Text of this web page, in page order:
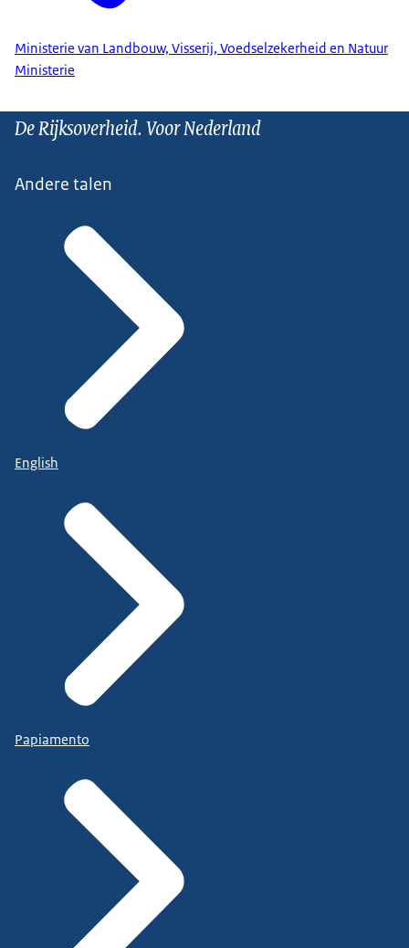
Ministerie van Landbouw, Visserij, Voedselzekerheid en Natuur
Ministerie
De Rijksoverheid. Voor Nederland
Andere talen
English
Papiamento